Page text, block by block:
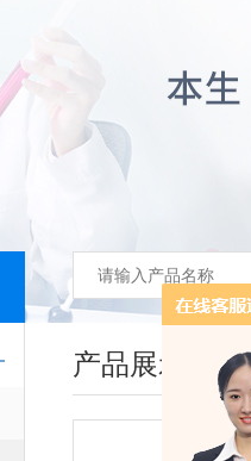
产品展示